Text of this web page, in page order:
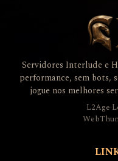
Servidores Interlude e
performance, sem bots,
jogue nos melhores
L2Age·